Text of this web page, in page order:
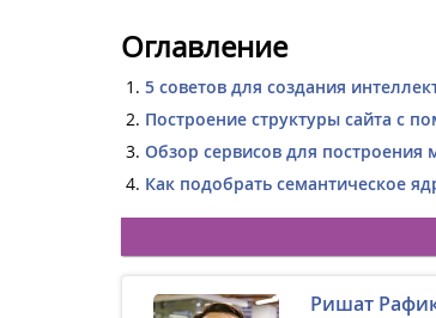
Оглавление
5 советов для создания
Построение структуры сайта с
Обзор сервисов для построения
Как подобрать семантическое
Ришат